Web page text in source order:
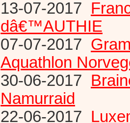
13-07-2017
dâ€™AUTHIE
07-07-2017
Aquathlon
30-06-2017
Namurraid
22-06-2017